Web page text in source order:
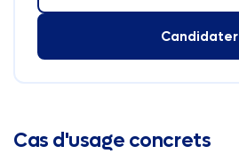
Candidater
Cas d'usage concrets